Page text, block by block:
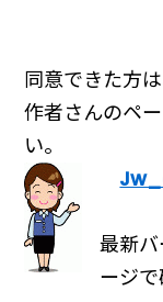
同意できた方
作者さんのペ
い。
最新
ージで